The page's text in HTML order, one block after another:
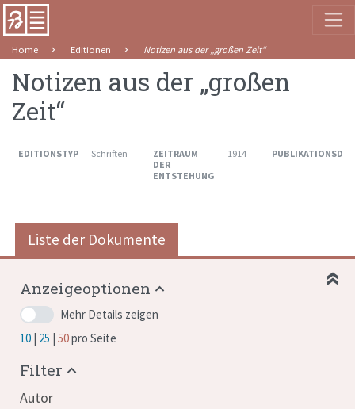
Home Editionen Notizen aus der „großen Zeit“
Notizen aus der „großen
Zeit“
EDITIONSTYP Schriften
ZEITRAUM
DER
ENTSTEHUNG
1914
Liste der Dokumente
Anzeigeoptionen
Mehr Details zeigen
10 25 50pro Seite
Filter
Autor